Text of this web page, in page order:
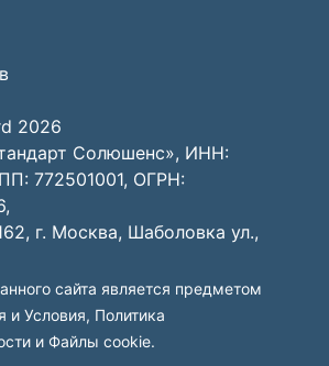
2026
Солюшенс», ИНН:
772501001, ОГРН:
г. Москва, Шаболовка ул.,
сайта является предметом
и Условия, Политика
и Файлы cookie.